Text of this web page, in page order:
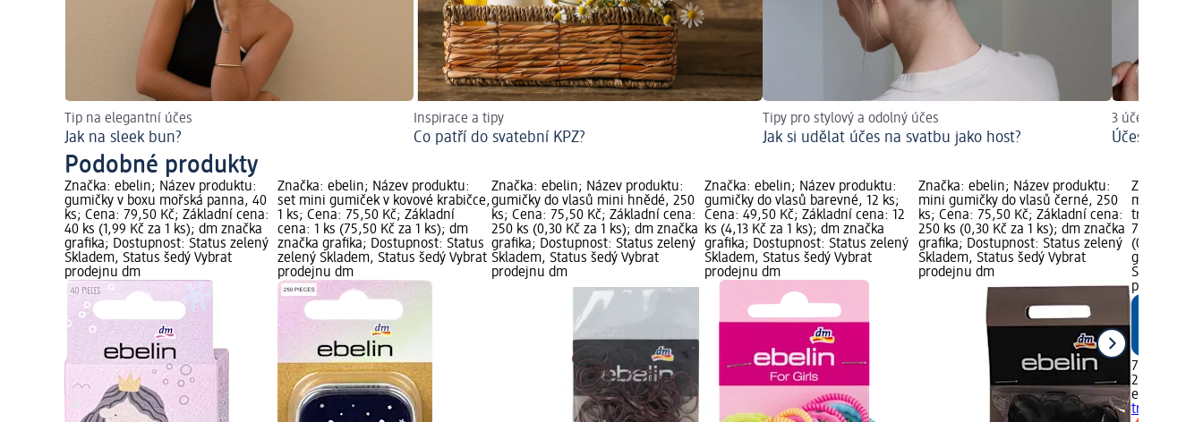
Tip na elegantní účes
Jak na sleek bun?
Inspirace a tipy
Co patří do svatební KPZ?
Tipy pro stylový a odolný účes
Jak si udělat účes na svatbu jako host?
3 účesy, které
Účesy na
Podobné produkty
Značka: ebelin; Název produktu:
gumičky v boxu mořská panna, 40
ks; Cena: 79,50 Kč; Základní cena:
40 ks (1,99 Kč za 1 ks); dm značka
grafika; Dostupnost: Status zelený
Skladem, Status šedý Vybrat
prodejnu dm
Značka: ebelin; Název produktu:
set mini gumiček v kovové krabičce,
1 ks; Cena: 75,50 Kč; Základní
cena: 1 ks (75,50 Kč za 1 ks); dm
značka grafika; Dostupnost: Status
zelený Skladem, Status šedý Vybrat
prodejnu dm
Značka: ebelin; Název produktu:
gumičky do vlasů mini hnědé, 250
ks; Cena: 75,50 Kč; Základní cena:
250 ks (0,30 Kč za 1 ks); dm značka
grafika; Dostupnost: Status zelený
Skladem, Status šedý Vybrat
prodejnu dm
Značka: ebelin; Název produktu:
gumičky do vlasů barevné, 12 ks;
Cena: 49,50 Kč; Základní cena: 12
ks (4,13 Kč za 1 ks); dm značka
grafika; Dostupnost: Status zelený
Skladem, Status šedý Vybrat
prodejnu dm
Značka: ebelin; Název produktu:
mini gumičky do vlasů černé, 250
ks; Cena: 75,50 Kč; Základní cena:
250 ks (0,30 Kč za 1 ks); dm značka
grafika; Dostupnost: Status zelený
Skladem, Status šedý Vybrat
prodejnu dm
Značka:
mini
75,50 Kč;
(0,30 Kč za
grafika;
Skladem,
prodejnu
75,50 Kč
250 ks
ebelin